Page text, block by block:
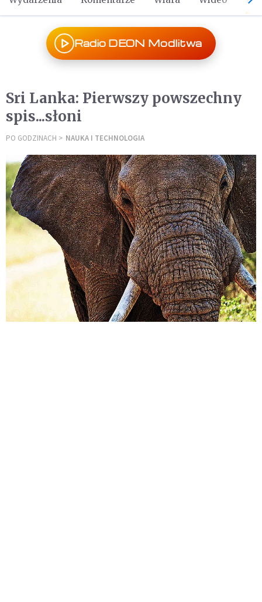
Radio DEON Modlitwa
Sri Lanka: Pierwszy powszechny
spis...słoni
PO GODZINACH NAUKA I TECHNOLOGIA